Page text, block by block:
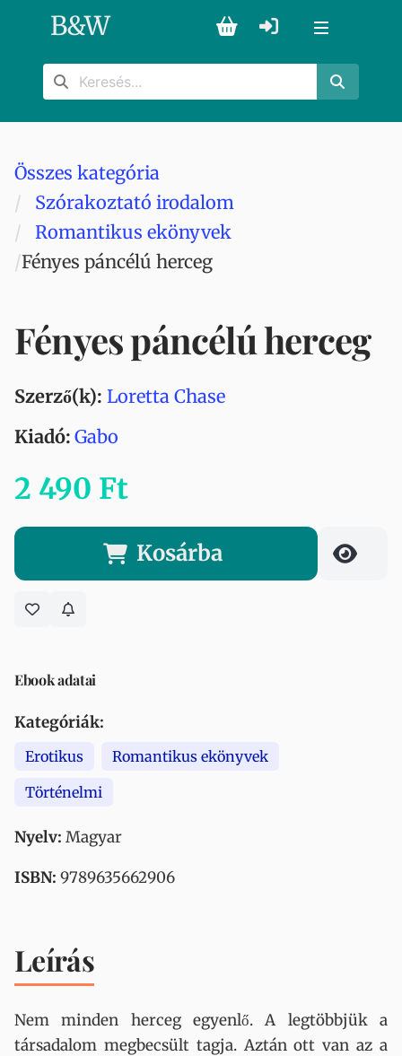
B&W
Összes kategória
Szórakoztató irodalom
Romantikus ekönyvek
Fényes páncélú herceg
Fényes páncélú herceg
Szerző(k): Loretta Chase
Kiadó: Gabo
2 490 Ft
Kosárba
Ebook adatai
Kategóriák:
Erotikus
Romantikus ekönyvek
Történelmi
Nyelv: Magyar
ISBN: 9789635662906
Leírás
Nem minden herceg egyenlő. A legtöbbjük a
társadalom megbecsült tagja. Aztán ott van az a